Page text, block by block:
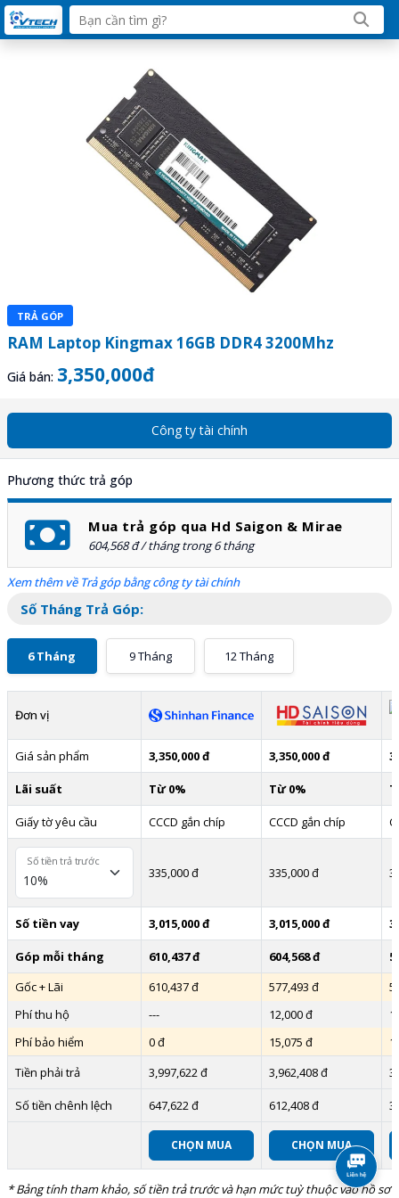
TRẢ GÓP
RAM Laptop Kingmax 16GB DDR4 3200Mhz
Giá bán: 3,350,000đ
Công ty tài chính
Phương thức trả góp
Mua trả góp qua Hd Saigon & Mirae
604,568 đ / tháng trong 6 tháng
Xem thêm về Trả góp bằng công ty tài chính
Số Tháng Trả Góp:
6 Tháng 9 Tháng 12 Tháng
Đơn vị
Giá sản phẩm 3,350,000 đ 3,350,000 đ
Lãi suất Từ 0% Từ 0%
Giấy tờ yêu cầu CCCD gắn chíp CCCD gắn chíp
Số tiền trả trước
335,000 đ 335,000 đ
Số tiền vay 3,015,000 đ 3,015,000 đ
Góp mỗi tháng 610,437 đ 604,568 đ
Gốc + Lãi
610,437 đ 577,493 đ
Phí thu hộ
--- 12,000 đ
Phí bảo hiểm
0 đ 15,075 đ
Tiền phải trả
3,997,622 đ 3,962,408 đ
Số tiền chênh lệch 647,622 đ 612,408 đ
CHỌN MUA CHỌN MUA
* Bảng tính tham khảo, số tiền trả trước và hạn mức tuỳ thuộc vào hồ sơ